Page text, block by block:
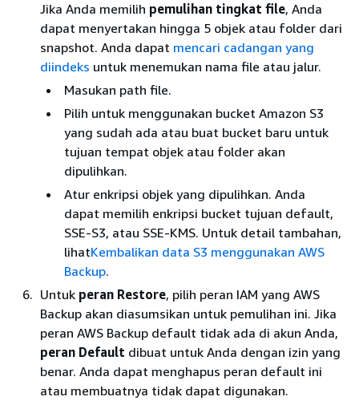
Jika Anda memilih pemulihan tingkat file, Anda
dapat menyertakan hingga 5 objek atau folder dari
snapshot. Anda dapat mencari cadangan yang
diindeks untuk menemukan nama file atau jalur.
Masukan path file.
Pilih untuk menggunakan bucket Amazon S3
yang sudah ada atau buat bucket baru untuk
tujuan tempat objek atau folder akan
dipulihkan.
Atur enkripsi objek yang dipulihkan. Anda
dapat memilih enkripsi bucket tujuan default,
SSE-S3, atau SSE-KMS. Untuk detail tambahan,
lihatKembalikan data S3 menggunakan AWS
Backup.
Untuk peran Restore, pilih peran IAM yang AWS
Backup akan diasumsikan untuk pemulihan ini. Jika
peran AWS Backup default tidak ada di akun Anda,
peran Default dibuat untuk Anda dengan izin yang
benar. Anda dapat menghapus peran default ini
atau membuatnya tidak dapat digunakan.